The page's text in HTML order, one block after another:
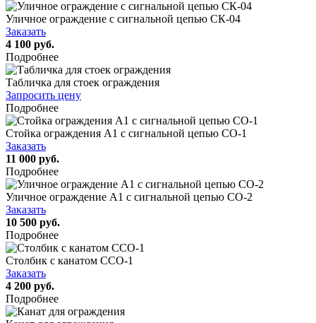
Уличное ограждение с сигнальной цепью СК-04
Заказать
4 100 руб.
Подробнее
Табличка для стоек ограждения
Запросить цену
Подробнее
Стойка ограждения А1 с сигнальной цепью СО-1
Заказать
11 000 руб.
Подробнее
Уличное ограждение А1 с сигнальной цепью СО-2
Заказать
10 500 руб.
Подробнее
Столбик с канатом ССО-1
Заказать
4 200 руб.
Подробнее